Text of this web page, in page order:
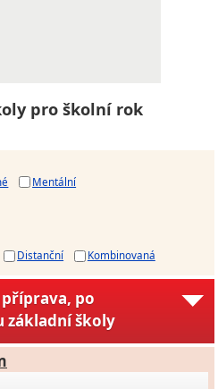
pro školní rok
Mentální
Distanční Kombinovaná
po
základní školy